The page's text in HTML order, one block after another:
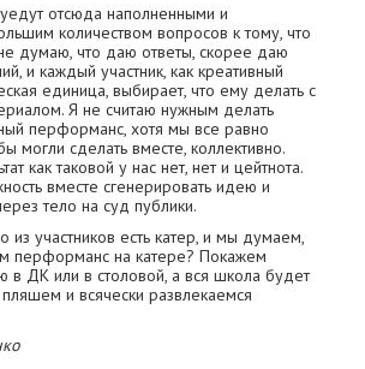
отсюда наполненными и
количеством вопросов к тому, что
думаю, что даю ответы, скорее даю
и каждый участник, как креативный
единица, выбирает, что ему делать с
Я не считаю нужным делать
перформанс, хотя мы все равно
могли сделать вместе, коллективно.
как таковой у нас нет, нет и цейтнота.
вместе сгенерировать идею и
тело на суд публики.
участников есть катер, и мы думаем,
перформанс на катере? Покажем
в ДК или в столовой, а вся школа будет
и всячески развлекаемся